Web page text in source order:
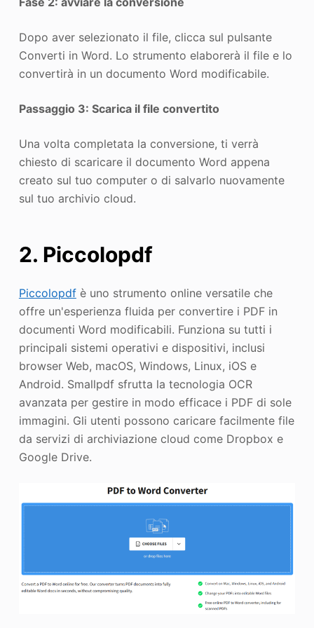
Dopo aver selezionato il file, clicca sul pulsante
Converti in Word. Lo strumento elaborerà il file e lo
convertirà in un documento Word modificabile.
Passaggio 3: Scarica il file convertito
Una volta completata la conversione, ti verrà
chiesto di scaricare il documento Word appena
creato sul tuo computer o di salvarlo nuovamente
sul tuo archivio cloud.
2. Piccolopdf
Piccolopdfè uno strumento online versatile che
offre un'esperienza fluida per convertire i PDF in
documenti Word modificabili. Funziona su tutti i
principali sistemi operativi e dispositivi, inclusi
browser Web, macOS, Windows, Linux, iOS e
Android. Smallpdf sfrutta la tecnologia OCR
avanzata per gestire in modo efficace i PDF di sole
immagini. Gli utenti possono caricare facilmente file
da servizi di archiviazione cloud come Dropbox e
Google Drive.